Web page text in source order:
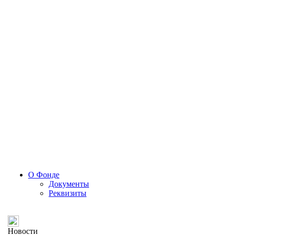
О Фонде
Документы
Реквизиты
Новости